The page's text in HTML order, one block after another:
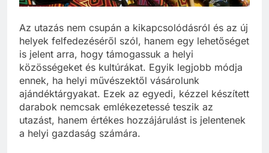
Az utazás nem csupán a kikapcsolódásról és az új
helyek felfedezéséről szól, hanem egy lehetőséget
is jelent arra, hogy támogassuk a helyi
közösségeket és kultúrákat. Egyik legjobb módja
ennek, ha helyi művészektől vásárolunk
ajándéktárgyakat. Ezek az egyedi, kézzel készített
darabok nemcsak emlékezetessé teszik az
utazást, hanem értékes hozzájárulást is jelentenek
a helyi gazdaság számára.